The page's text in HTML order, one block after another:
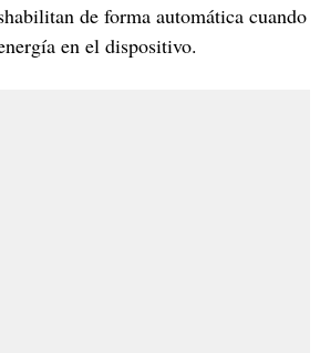
de forma automática cuando
en el dispositivo.